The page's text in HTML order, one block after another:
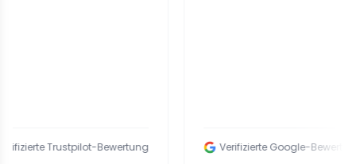
Trustpilot-Bewertung Verifizierte Google-Bewertung